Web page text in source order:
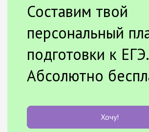
Составим твой
персональный
подготовки к ЕГЭ.
Абсолютно
Хочу!